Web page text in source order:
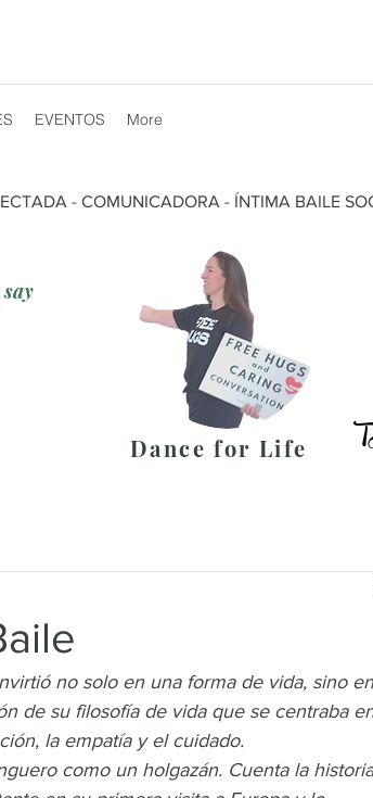
EVENTOS More
- COMUNICADORA - ÍNTIMA BAILE
Dance for Life
no solo en una forma de vida, sino
de su filosofía de vida que se centraba
la empatía y el cuidado.
como un holgazán. Cuenta la